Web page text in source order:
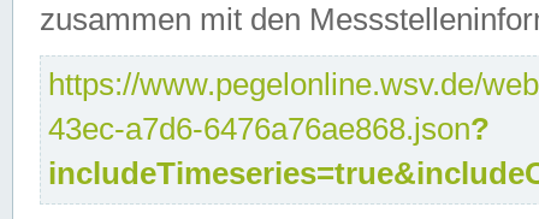
zusammen mit den
https://www.pegelonline.wsv.de/
43ec-a7d6-6476a76ae868.json?